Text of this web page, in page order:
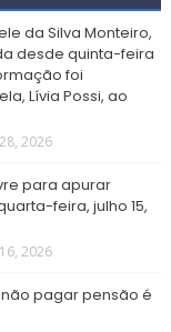
da Silva Monteiro,
desde quinta-feira
foi
Lívia Possi, ao
2026
para apurar
feira, julho 15,
2026
pagar pensão é